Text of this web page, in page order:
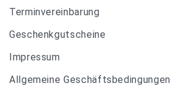
Terminvereinbarung
Geschenkgutscheine
Impressum
Allgemeine Geschäftsbedingungen